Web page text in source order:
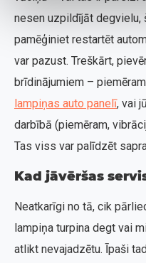
nesen uzpildījāt
pamēģiniet restartēt
var pazust. Treškārt,
brīdinājumiem –
lampiņas auto panelī, vai
darbībā (piemēram,
Tas viss var palīdzēt
Kad jāvēršas
Neatkarīgi no tā, cik
lampiņa turpina degt vai
atlikt nevajadzētu. Īpaši